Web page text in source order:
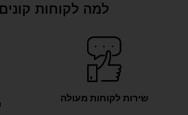
למה לקוחות
שירות לקוחות מעולה